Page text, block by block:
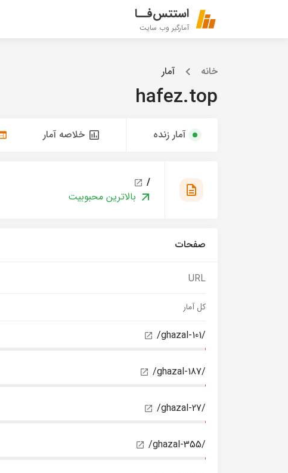
استتس‌فــا
آمارگیر وب سایت
خانه آمار
hafez.top
آمار زنده خلاصه آمار
/
بالاترین محبوبیت
صفحات
URL
کل آمار
/ghazal-101/
/ghazal-187/
/ghazal-27/
/ghazal-355/